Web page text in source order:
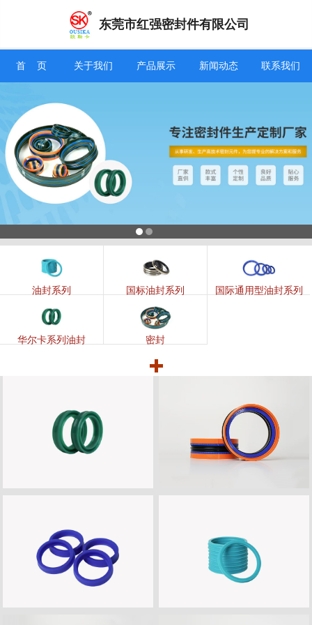
东莞市红强密封件有限公司
首 页 关于我们 产品展示 新闻动态 联系我们
油封系列 国标油封系列 国际通用型油封系列
华尔卡系列油封 密封
搜索